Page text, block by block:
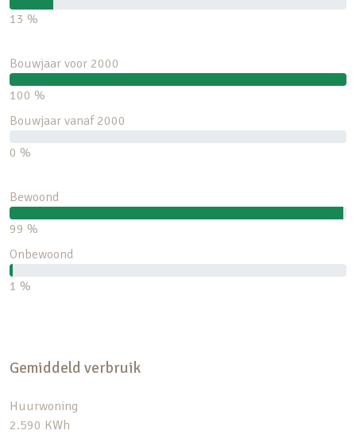
13 %
Bouwjaar voor 2000
100 %
Bouwjaar vanaf 2000
0 %
Bewoond
99 %
Onbewoond
1 %
Gemiddeld verbruik
Huurwoning
2.590 KWh